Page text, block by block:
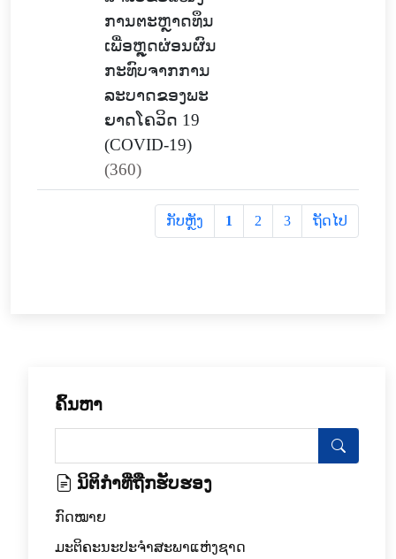
ການຕະຫຼາດທຶນ
ເພື່ອຫຼຸດຜ່ອນຜົນ
ກະທົບຈາກການ
ລະບາດຂອງພະ
ຍາດໂຄວິດ 19
(COVID-19)
(360)
ກັບຫຼັງ 1 2 3 ຖັດໄປ
ຄົ້ນຫາ
ນິຕິກໍາທີ່ຖືກຮັບຮອງ
ກົດໝາຍ
ມະຕິຄະນະປະຈຳສະພາແຫ່ງຊາດ